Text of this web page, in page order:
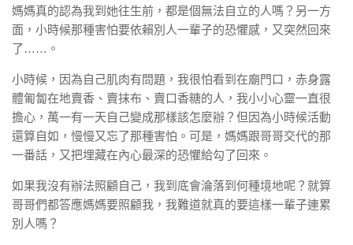
媽媽真的認為我到她往生前，都是個無法自立的人嗎？另一方
面，小時候那種害怕要依賴別人一輩子的恐懼感，又突然回來
了……。
小時候，因為自己肌肉有問題，我很怕看到在廟門口，赤身露
體匍匐在地賣香、賣抹布、賣口香糖的人，我小小心靈一直很
擔心，萬一有一天自己變成那樣該怎麼辦？但因為小時候活動
還算自如，慢慢又忘了那種害怕。可是，媽媽跟哥哥交代的那
一番話，又把埋藏在內心最深的恐懼給勾了回來。
如果我沒有辦法照顧自己，我到底會淪落到何種境地呢？就算
哥哥們都答應媽媽要照顧我，我難道就真的要這樣一輩子連累
別人嗎？